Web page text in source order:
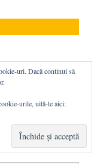
uri. Dacă continui să
urile, uită-te aici: